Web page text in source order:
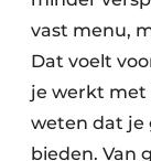
vast menu,
Dat voelt
je werkt met
weten dat je
bieden. Van